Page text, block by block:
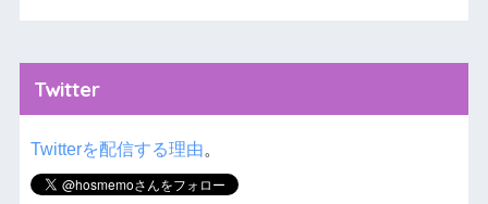
Twitter
Twitterを配信する理由。